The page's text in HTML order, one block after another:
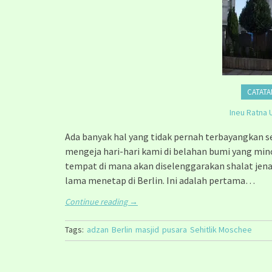
Ineu Ratna
Ada banyak hal yang tidak pernah terbayangkan
mengeja hari-hari kami di belahan bumi yang
tempat di mana akan diselenggarakan shalat
lama menetap di Berlin. Ini adalah pertama…
Continue reading →
Tags: adzan Berlin masjid pusara Sehitlik Moschee